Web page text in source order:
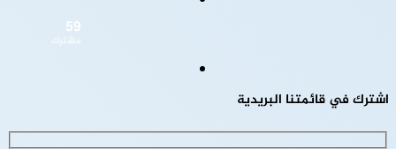
59
مشترك
اشترك في قائمتنا البريدية